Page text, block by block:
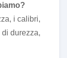
i calibri,
durezza,